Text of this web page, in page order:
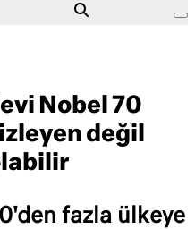
Nobel 70
değil
fazla ülkeye